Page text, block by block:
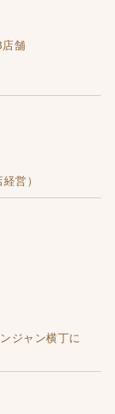
舗
営）
ジャン横丁に